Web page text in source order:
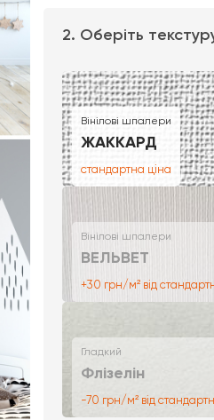
2. Оберіть
Вінілові шпалери
ЖАККАРД
стандартна ціна
Вінілові шпалери
ВЕЛЬВЕТ
+30 грн/м² від
Гладкий
Флізелін
-70 грн/м² від